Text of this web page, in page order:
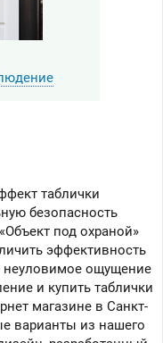
таблички
безопасность
под охраной»
эффективность
неуловимое ощущение
и купить таблички
магазине в Санкт-
варианты из нашего